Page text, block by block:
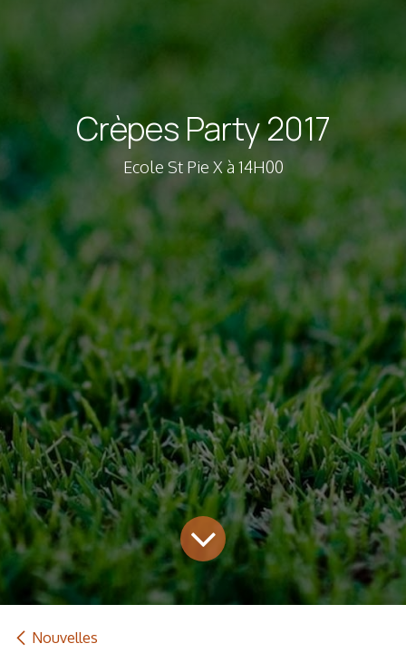
Crèpes Party 2017
Ecole St Pie X à 14H00
Nouvelles